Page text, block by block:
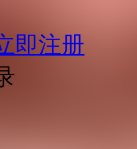
即注册